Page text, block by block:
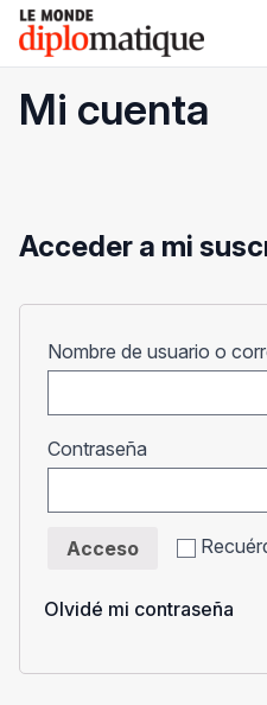
Skip
content
Le monde diplomatique
Mi cuenta
Acceder a mi
Nombre de usuario o
Contraseña
Acceso
Olvidé mi contraseña